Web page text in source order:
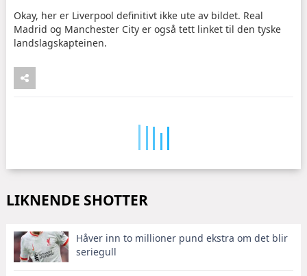
Okay, her er Liverpool definitivt ikke ute av bildet. Real
Madrid og Manchester City er også tett linket til den tyske
landslagskapteinen.
LIKNENDE SHOTTER
Håver inn to millioner pund ekstra om det blir
seriegull